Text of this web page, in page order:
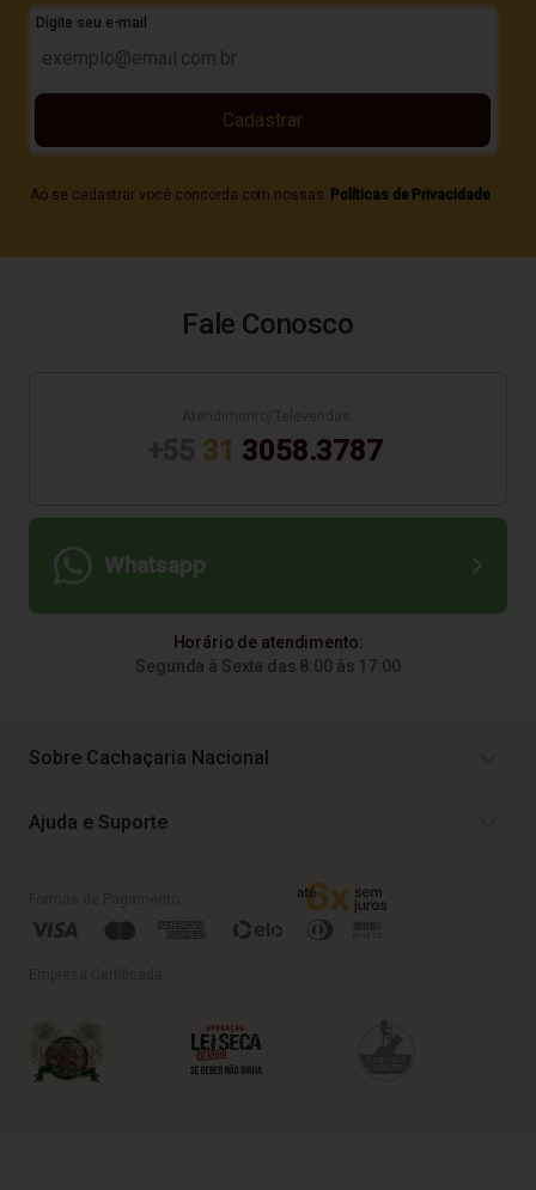
Digite seu e-mail
Ao se cadastrar você concorda com nossas Políticas de Privacidade
Cadastrar
Fale Conosco
31 3058.3787
Whatsapp
Horário de atendimento:
Segunda à Sexta das 8:00 às 17:00
Sobre Cachaçaria Nacional
Ajuda e Suporte